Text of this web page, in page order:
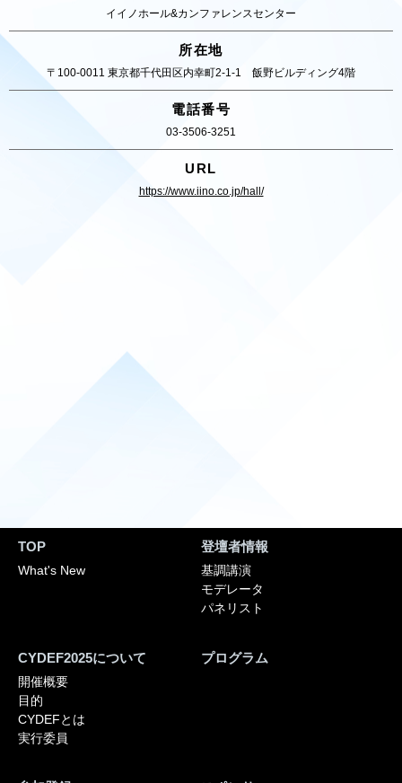
イイノホール&カンファレンスセンター
所在地
〒100-0011 東京都千代田区内幸町2-1-1 飯野ビルディング4階
電話番号
03-3506-3251
URL
https://www.iino.co.jp/hall/
TOP
What's New
CYDEF2025について
開催概要
目的
CYDEFとは
実行委員
プログラム
登壇者情報
基調講演
モデレータ
パネリスト